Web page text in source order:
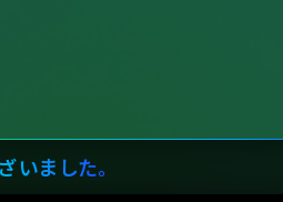
ました。